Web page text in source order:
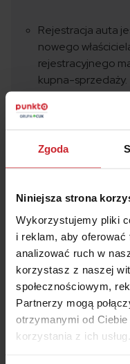
Zgoda
Niniejsza strona
Wykorzystujemy pliki
i reklam, aby oferować
analizować ruch w
korzystasz z naszej
społecznościowym,
Partnerzy mogą
otrzymanymi od
korzystania z ich usług.
Rejestracja auta
nowego
rejestracyjnego
kupna-sprzedaży.
256 złotych, jeśli
Pełnomocnik to
indywidualne
Pozostałe koszty
akcyza czy
rejestracji przez
Oszczędź na OC/